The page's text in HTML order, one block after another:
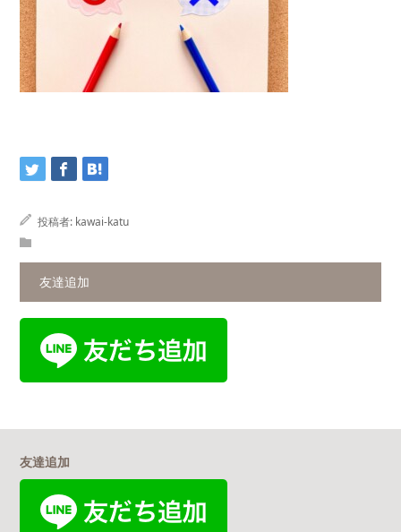
投稿者: kawai-katu
友達追加
友達追加